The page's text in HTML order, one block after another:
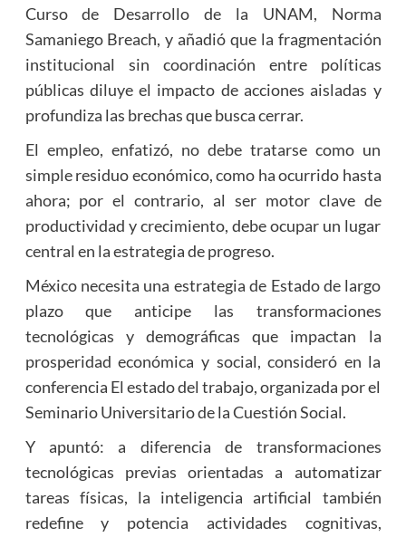
Curso de Desarrollo de la UNAM, Norma
Samaniego Breach, y añadió que la fragmentación
institucional sin coordinación entre políticas
públicas diluye el impacto de acciones aisladas y
profundiza las brechas que busca cerrar.
El empleo, enfatizó, no debe tratarse como un
simple residuo económico, como ha ocurrido hasta
ahora; por el contrario, al ser motor clave de
productividad y crecimiento, debe ocupar un lugar
central en la estrategia de progreso.
México necesita una estrategia de Estado de largo
plazo que anticipe las transformaciones
tecnológicas y demográficas que impactan la
prosperidad económica y social, consideró en la
conferencia El estado del trabajo, organizada por el
Seminario Universitario de la Cuestión Social.
Y apuntó: a diferencia de transformaciones
tecnológicas previas orientadas a automatizar
tareas físicas, la inteligencia artificial también
redefine y potencia actividades cognitivas,